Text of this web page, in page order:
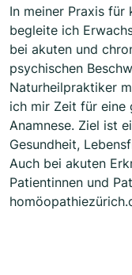
In meiner Praxis für
begleite ich
bei akuten und
psychischen
Naturheilpraktiker
ich mir Zeit für eine
Anamnese. Ziel ist
Gesundheit,
Auch bei akuten
Patientinnen und